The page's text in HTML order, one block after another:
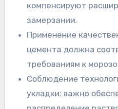
компенсируют
замерзании.
Применение
цемента должна
требованиям к
Соблюдение
укладки: важно